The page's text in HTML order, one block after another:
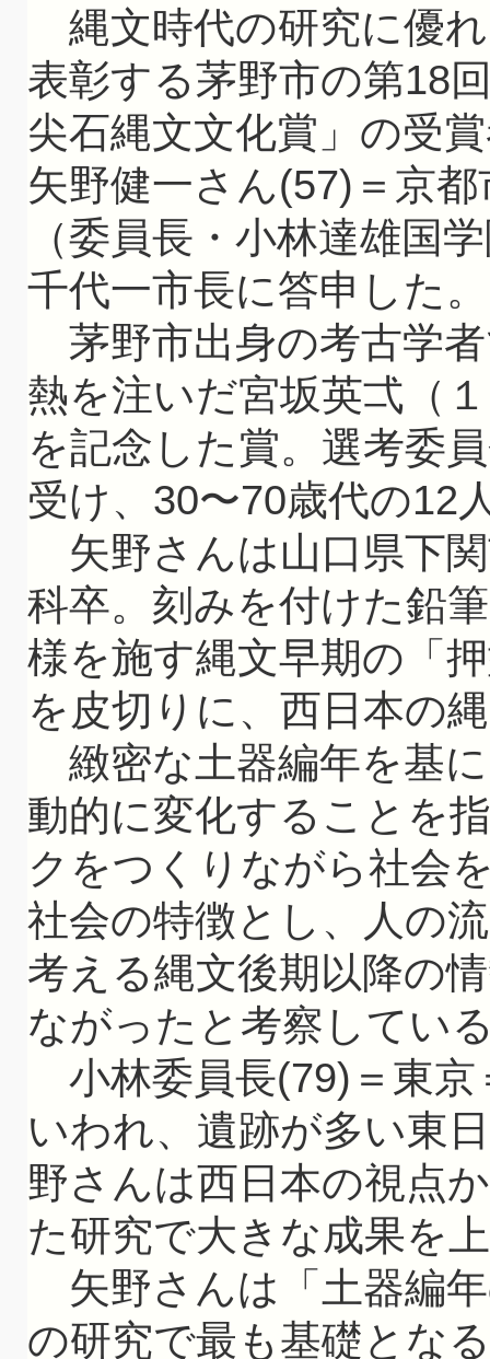
縄文時代の研究に優
表彰する茅野市の第18
尖石縄文文化賞」の受
矢野健一さん(57)＝京
（委員長・小林達雄国
千代一市長に答申した。
茅野市出身の考古学
熱を注いだ宮坂英弌（
を記念した賞。選考委
受け、30〜70歳代の12
矢野さんは山口県下
科卒。刻みを付けた鉛
様を施す縄文早期の「
を皮切りに、西日本の
緻密な土器編年を基
動的に変化することを
クをつくりながら社会
社会の特徴とし、人の
考える縄文後期以降の
ながったと考察してい
小林委員長(79)＝東京
いわれ、遺跡が多い東
野さんは西日本の視点
た研究で大きな成果を
矢野さんは「土器編
の研究で最も基礎とな